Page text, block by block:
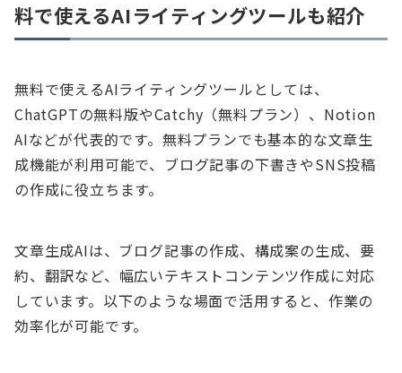
料で使えるAIライティングツールも紹介
無料で使えるAIライティングツールとしては、
ChatGPTの無料版やCatchy（無料プラン）、Notion
AIなどが代表的です。無料プランでも基本的な文章生
成機能が利用可能で、ブログ記事の下書きやSNS投稿
の作成に役立ちます。
文章生成AIは、ブログ記事の作成、構成案の生成、要
約、翻訳など、幅広いテキストコンテンツ作成に対応
しています。以下のような場面で活用すると、作業の
効率化が可能です。